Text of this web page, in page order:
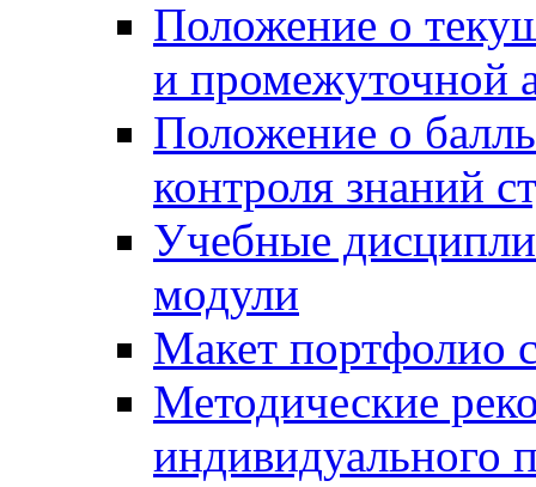
Положение о
и промежуточной
Положение о
контроля знаний
Учебные
модули
Макет портфолио
Методические
индивидуального